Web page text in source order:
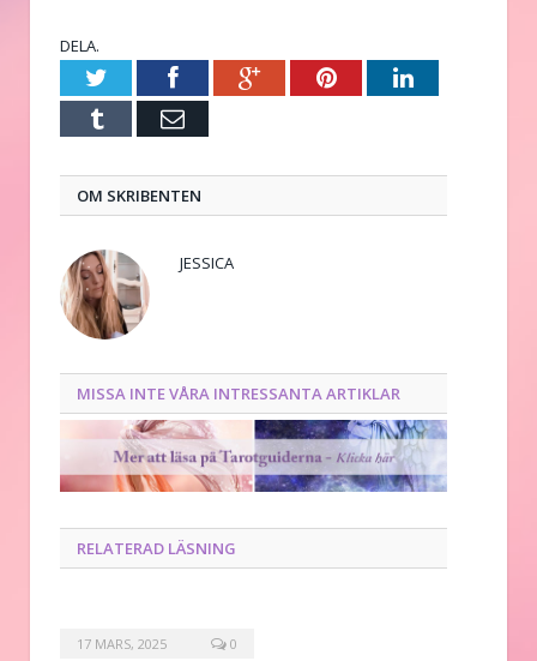
DELA.
TwitterFacebookGoogle+PinterestLinkedIn
Tumblr E-
OM SKRIBENTEN
JESSICA
MISSA INTE VÅRA INTRESSANTA ARTIKLAR
RELATERAD LÄSNING
17 MARS, 2025 0